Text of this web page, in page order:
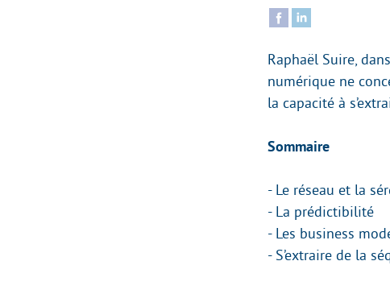
Raphaël Suire,
numérique ne
la capacité à
Sommaire
- Le réseau et la
- La prédictibilité
- Les business
- S’extraire de la